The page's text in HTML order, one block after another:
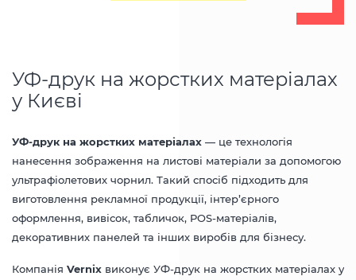
УФ-друк на жорстких матеріалах
у Києві
УФ-друк на жорстких матеріалах — це технологія
нанесення зображення на листові матеріали за допомогою
ультрафіолетових чорнил. Такий спосіб підходить для
виготовлення рекламної продукції, інтер’єрного
оформлення, вивісок, табличок, POS-матеріалів,
декоративних панелей та інших виробів для бізнесу.
Компанія Vernix виконує УФ-друк на жорстких матеріалах у